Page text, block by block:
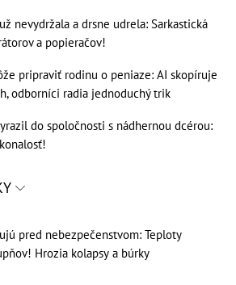
nevydržala a drsne udrela: Sarkastická
a popieračov!
pripraviť rodinu o peniaze: AI skopíruje
odborníci radia jednoduchý trik
do spoločnosti s nádhernou dcérou:
pred nebezpečenstvom: Teploty
Hrozia kolapsy a búrky